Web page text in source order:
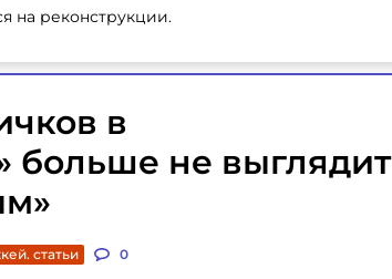
на реконструкции.
в
больше не выглядит
статьи 0